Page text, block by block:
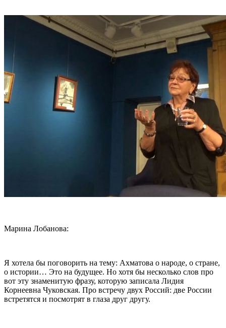
Марина Лобанова:
Я хотела бы поговорить на тему: Ахматова о народе, о стране,
о истории… Это на будущее. Но хотя бы несколько слов про
вот эту знаменитую фразу, которую записала Лидия
Корнеевна Чуковская. Про встречу двух Россий: две России
встретятся и посмотрят в глаза друг другу.